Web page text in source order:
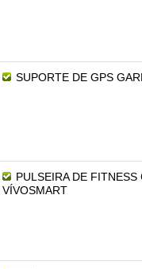
SUPORTE DE GPS
PULSEIRA DE FITNESS
VÍVOSMART